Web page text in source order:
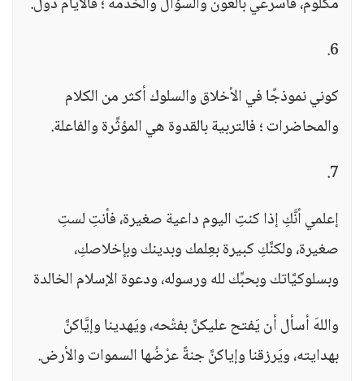
6.
كوني نموذجًا في الأخلاق والسلوك أكثر من الكلام
والمحاضرات ؛ فالتربية بالقدوة هي المؤثِّرة والفاعلة.
7.
إعلمي أنَّكِ إذا كنتِ اليوم داعية صغيرة، فأنتِ لستِ
صغيرة، ولكنَّكِ كبيرة بعِلمك وبدينك وبإخلاصكِ،
وبسلوكيَّاتك وبحبِّك لله ورسوله، ودعوة الإسلام الخالدة
واللهَ أسأل أن يَفتح عليكنَّ بفتْحه، ويَهدينا وإيَّاكنَّ
بهدايته، ويَرزقنا وإياكنَّ جنةً عرْضُها السموات والأرض.